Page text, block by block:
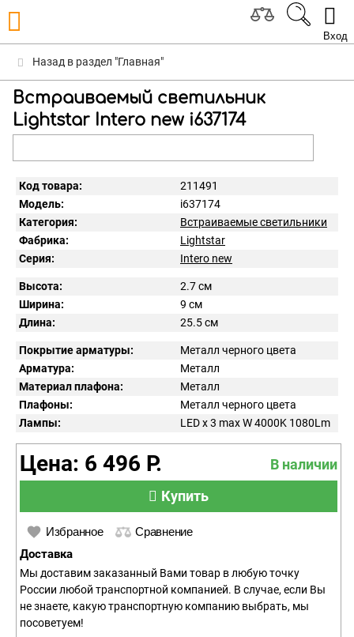
Вход
Назад в раздел "Главная"
Встраиваемый светильник
Lightstar Intero new i637174
Код товара:
211491
Модель:
i637174
Категория:
Встраиваемые светильники
Фабрика:
Lightstar
Серия:
Intero new
Высота:
2.7 см
Ширина:
9 см
Длина:
25.5 см
Покрытие арматуры:
Металл черного цвета
Арматура:
Металл
Материал плафона:
Металл
Плафоны:
Металл черного цвета
Лампы:
LED x 3 max W 4000K 1080Lm
Цена: 6 496 Р.
В наличии
Купить
Избранное Сравнение
Доставка
Мы доставим заказанный Вами товар в любую точку
России любой транспортной компанией. В случае, если Вы
не знаете, какую транспортную компанию выбрать, мы
посоветуем!